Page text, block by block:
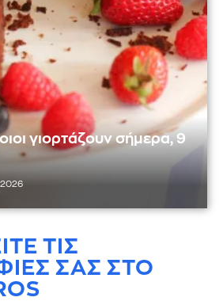
γιορτάζουν σήμερα, 9
ΤΙΣ
ΣΑΣ ΣΤΟ